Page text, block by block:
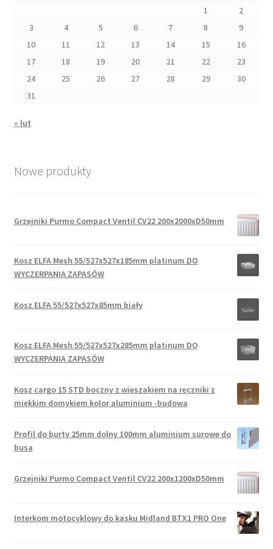
1
2
3
4 5 6 7 8
9
10
11 12 13 14 15
16
17
18 19 20 21 22
23
24
25 26 27 28 29
30
31
« lut
Nowe produkty
Grzejniki Purmo Compact Ventil CV22 200x2000xD50mm
Kosz ELFA Mesh 55/527x527x185mm platinum DO
WYCZERPANIA ZAPASÓW
Kosz ELFA 55/527x527x85mm biały
Kosz ELFA Mesh 55/527x527x285mm platinum DO
WYCZERPANIA ZAPASÓW
Kosz cargo 15 STD boczny z wieszakiem na ręczniki z
miękkim domykiem kolor aluminium -budowa
Profil do burty 25mm dolny 100mm aluminium surowe do
busa
Grzejniki Purmo Compact Ventil CV22 200x1200xD50mm
Interkom motocyklowy do kasku Midland BTX1 PRO One